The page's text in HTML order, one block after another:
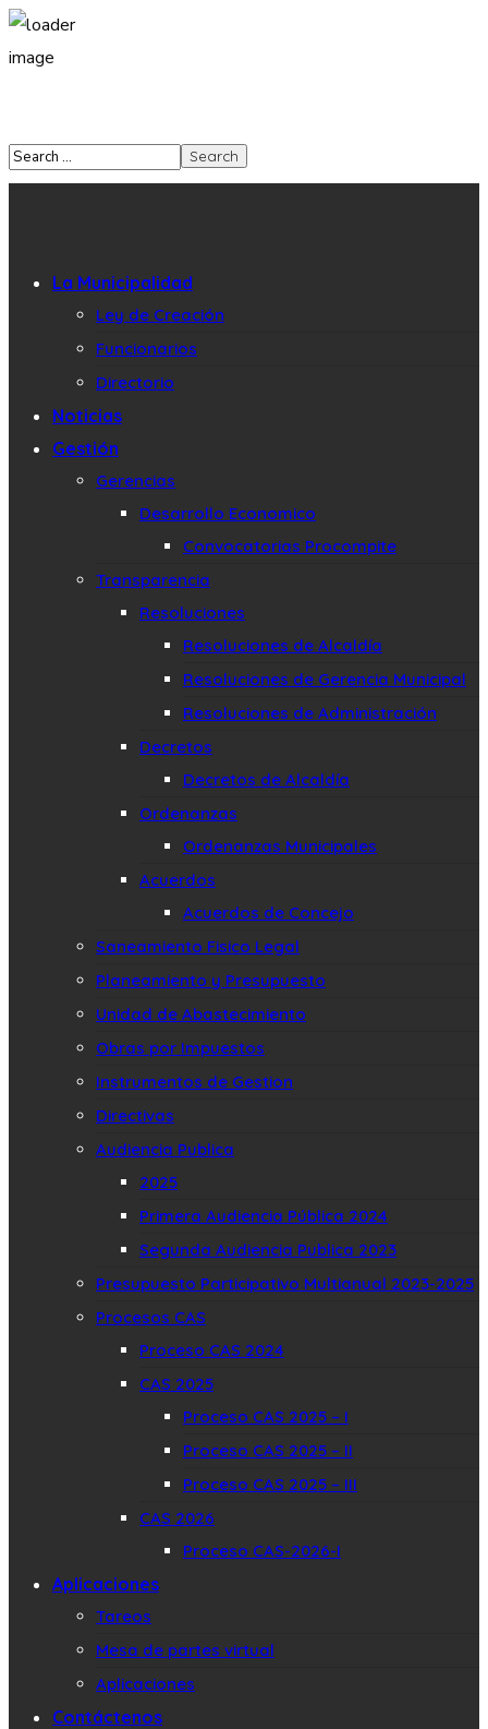
La Municipalidad
Ley de Creación
Funcionarios
Directorio
Noticias
Gestión
Gerencias
Desarrollo Economico
Convocatorias Procompite
Transparencia
Resoluciones
Resoluciones de Alcaldía
Resoluciones de Gerencia Municipal
Resoluciones de Administración
Decretos
Decretos de Alcaldía
Ordenanzas
Ordenanzas Municipales
Acuerdos
Acuerdos de Concejo
Saneamiento Fisico Legal
Planeamiento y Presupuesto
Unidad de Abastecimiento
Obras por Impuestos
Instrumentos de Gestion
Directivas
Audiencia Publica
2025
Primera Audiencia Pública 2024
Segunda Audiencia Publica 2023
Presupuesto Participativo Multianual 2023-2025
Procesos CAS
Proceso CAS 2024
CAS 2025
Proceso CAS 2025 – I
Proceso CAS 2025 – II
Proceso CAS 2025 – III
CAS 2026
Proceso CAS-2026-I
Aplicaciones
Tareos
Mesa de partes virtual
Aplicaciones
Contáctenos